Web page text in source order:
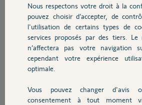
Chauffage
Autres produits
Devis avec un pro
voulu l'ouvrir avec la
Origin io mais
reste désespérément
remarche sans savoir pourquoi.
J'ai fait un réset de la box mais rien y fait.
Avez-vous une piste pour m'aider à re-
Merci pour votre aide.
Nous respectons votre droit à la
pouvez choisir d’accepter, de
l'utilisation de certains types de
services proposés par des tiers. Le
n’affectera pas votre navigation
cependant votre expérience
optimale.
Vous pouvez changer d'avis
consentement à tout moment